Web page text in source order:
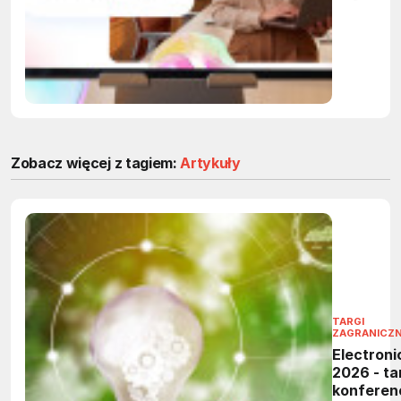
Zobacz więcej z tagiem: Artykuły
TARGI
2026 -